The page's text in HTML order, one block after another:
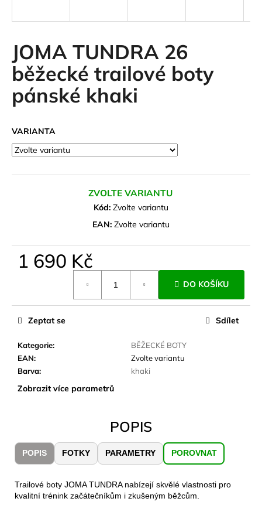
JOMA TUNDRA 26
běžecké trailové boty
pánské khaki
VARIANTA
ZVOLTE VARIANTU
Kód: Zvolte variantu
EAN: Zvolte variantu
1 690 Kč
DO KOŠÍKU
Kategorie:
BĚŽECKÉ BOTY
EAN:
Zvolte variantu
Barva: khaki
Zobrazit více parametrů
Zeptat se Sdílet
POPIS
POPIS FOTKY PARAMETRY POROVNAT
Trailové boty JOMA TUNDRA nabízejí skvělé vlastnosti pro
kvalitní trénink začátečníkům i zkušeným běžcům.
í
t
?
e
m
CARNOSPORT
GEL
100
ML